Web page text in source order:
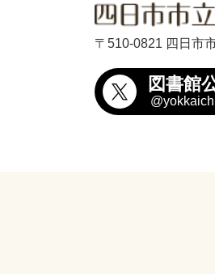
〒510-0821 四日市
図書館